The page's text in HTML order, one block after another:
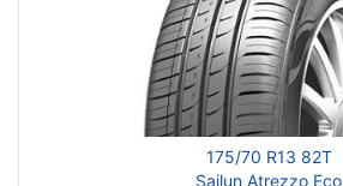
175/70 R13 82T
Sailun Atrezzo Eco